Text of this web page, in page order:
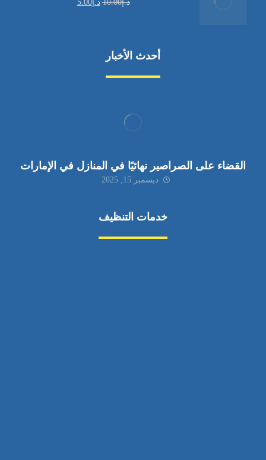
د.إ10.00 د.إ5.00
أحدث الأخبار
القضاء على الصراصير نهائيًا في المنازل في الإمارات
ديسمبر 15, 2025
خدمات التنظيف